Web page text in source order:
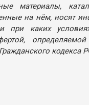
материалы,
на нём, носят
при каких
кодекса